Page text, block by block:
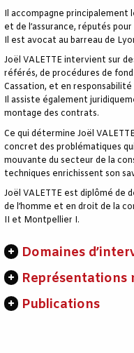
Il accompagne principalement
et de l’assurance, réputés
Il est avocat au barreau de
Joël VALETTE intervient sur
référés, de procédures de
Cassation, et en
Il assiste également
montage des contrats.
Ce qui détermine Joël
concret des problématiques
mouvante du secteur de la
techniques enrichissent son
Joël VALETTE est diplômé de
de l’homme et en droit de la
II et Montpellier I.
Domaines
Représentations
Publications